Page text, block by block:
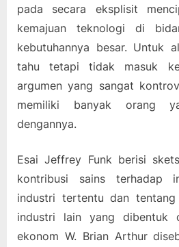
pada secara eksplisit
kemajuan teknologi di
kebutuhannya besar. Untuk
tahu tetapi tidak masuk
argumen yang sangat
memiliki banyak orang
dengannya.
Esai Jeffrey Funk berisi
kontribusi sains terhadap
industri tertentu dan
industri lain yang dibentuk
ekonom W. Brian Arthur